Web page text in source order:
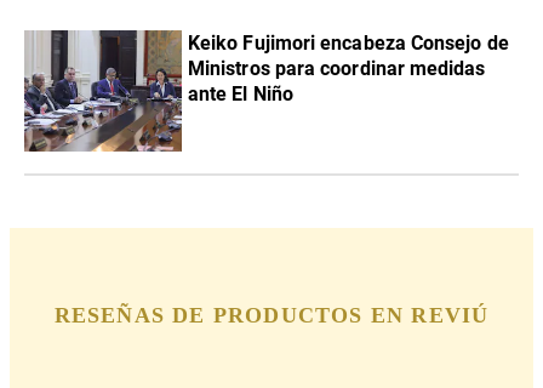
Keiko Fujimori encabeza Consejo de
Ministros para coordinar medidas
ante El Niño